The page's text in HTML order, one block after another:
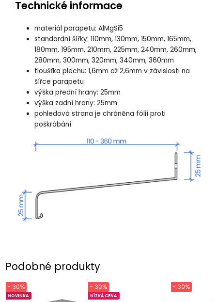
Technické informace
materiál parapetu: AlMgSi5
standardní šířky: 110mm, 130mm, 150mm, 165mm,
180mm, 195mm, 210mm, 225mm, 240mm, 260mm,
280mm, 300mm, 320mm, 340mm, 360mm
tloušťka plechu: 1,6mm až 2,6mm v závislosti na
šířce parapetu
výška přední hrany: 25mm
výška zadní hrany: 25mm
pohledová strana je chráněna fólií proti
poškrábání
Podobné produkty
NOVINKA
- 30%
NÍZKÁ CENA
- 30% - 30%